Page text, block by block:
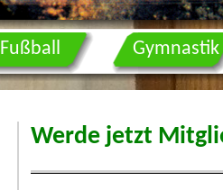
Fußball Gymnastik
Werde jetzt